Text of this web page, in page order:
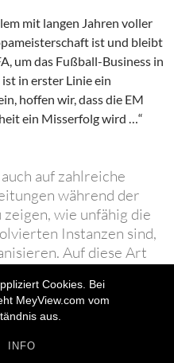
Cookies. Bei
MeyView.com vom
aus.
INFO
mit langen Jahren voller
ist und bleibt
um das Fußball-Business in
in erster Linie ein
hoffen wir, dass die EM
ein Misserfolg wird …“
auf zahlreiche
während der
wie unfähig die
Instanzen sind,
Auf diese Art
Maßnahmen wie
einer Saison
aufzeigen, und man
unglaubwürdig machen
mit uns in den Dialog